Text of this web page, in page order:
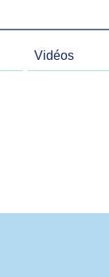
Vidéos